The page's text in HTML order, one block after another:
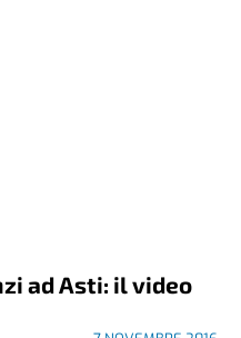
ad Asti: il video